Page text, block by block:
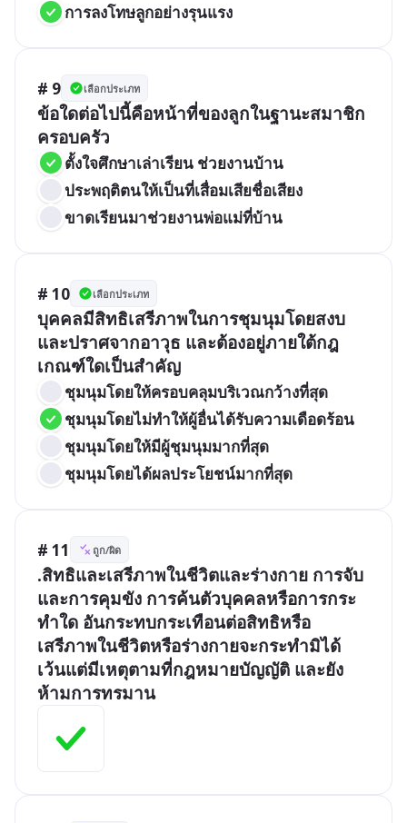
การลงโทษลูกอย่างรุนแรง
# 9 เลือกประเภท
ข้อใดต่อไปนี้คือหน้าที่ของลูกในฐานะสมาชิก
ครอบครัว
ตั้งใจศึกษาเล่าเรียน ช่วยงานบ้าน
ประพฤติตนให้เป็นที่เสื่อมเสียชื่อเสียง
ขาดเรียนมาช่วยงานพ่อแม่ที่บ้าน
# 10 เลือกประเภท
บุคคลมีสิทธิเสรีภาพในการชุมนุมโดยสงบ
และปราศจากอาวุธ และต้องอยู่ภายใต้กฎ
เกณฑ์ใดเป็นสำคัญ
ชุมนุมโดยไม่ทำให้ผู้อื่นได้รับความเดือดร้อน
ชุมนุมโดยให้มีผู้ชุมนุมมากที่สุด
# 11 ถูก/ผิด
.สิทธิและเสรีภาพในชีวิตและร่างกาย การจับ
และการคุมขัง การค้นตัวบุคคลหรือการกระ
ทำใด อันกระทบกระเทือนต่อสิทธิหรือ
เสรีภาพในชีวิตหรือร่างกายจะกระทำมิได้
เว้นแต่มีเหตุตามที่กฎหมายบัญญัติ และยัง
ห้ามการทรมาน